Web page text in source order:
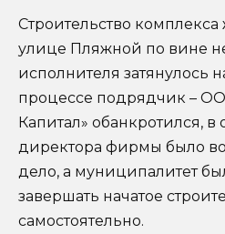
Строительство
улице Пляжной по вине
исполнителя затянулось
процессе подрядчик –
Капитал» обанкротился,
директора фирмы было
дело, а муниципалитет
завершать начатое
самостоятельно.